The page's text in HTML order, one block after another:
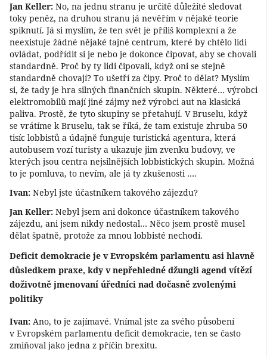
Jan Keller: No, na jednu stranu je určitě důležité sledovat
toky peněz, na druhou stranu já nevěřím v nějaké teorie
spiknutí. Já si myslím, že ten svět je příliš komplexní a že
neexistuje žádné nějaké tajné centrum, které by chtělo lidi
ovládat, podřídit si je nebo je dokonce čipovat, aby se chovali
standardně. Proč by ty lidi čipovali, když oni se stejně
standardně chovají? To ušetří za čipy. Proč to dělat? Myslím
si, že tady je hra silných finančních skupin. Některé… výrobci
elektromobilů mají jiné zájmy než výrobci aut na klasická
paliva. Prostě, že tyto skupiny se přetahují. V Bruselu, když
se vrátíme k Bruselu, tak se říká, že tam existuje zhruba 50
tisíc lobbistů a údajně funguje turistická agentura, která
autobusem vozí turisty a ukazuje jim zvenku budovy, ve
kterých jsou centra nejsilnějších lobbistických skupin. Možná
to je pomluva, to nevím, ale já ty zkušenosti ….
Ivan: Nebyl jste účastníkem takového zájezdu?
Jan Keller: Nebyl jsem ani dokonce účastníkem takového
zájezdu, ani jsem nikdy nedostal… Něco jsem prostě musel
dělat špatně, protože za mnou lobbisté nechodí.
Deficit demokracie je v Evropském parlamentu asi hlavně
důsledkem praxe, kdy v nepřehledné džungli agend vítězí
doživotně jmenovaní úředníci nad dočasně zvolenými
politiky
Ivan: Ano, to je zajímavé. Vnímal jste za svého působení
v Evropském parlamentu deficit demokracie, ten se často
zmiňoval jako jedna z příčin brexitu.